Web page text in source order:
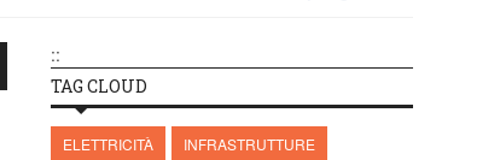
::
TAG CLOUD
ELETTRICITÀ
INFRASTRUTTURE